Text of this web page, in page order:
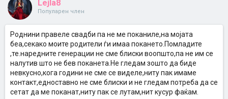
Lejla8
Популарен член
Роднини правеле свадби па не ме поканиле,на мојата
беа,секако моите родители ѓи имаа покането.Помладите
,те.наредните генерации не сме блиски воопшто,па не им се
налутив што не бев поканета.Не гледам зошто да биде
невкусно,кога години не сме се виделе,ниту пак имаме
контакт,едноставно не сме блиски и не гледам потреба да се
сетат да ме поканат,ниту пак се лутам,нит кусур фаќам.